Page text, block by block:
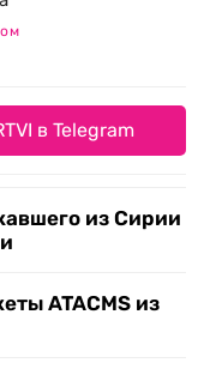
в Telegram
из Сирии
ATACMS из